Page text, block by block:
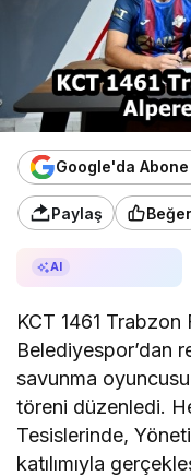
Google'da Abone
Paylaş
AI
KCT 1461
Belediyespor’dan
savunma
töreni düzenledi.
Tesislerinde,
katılımıyla